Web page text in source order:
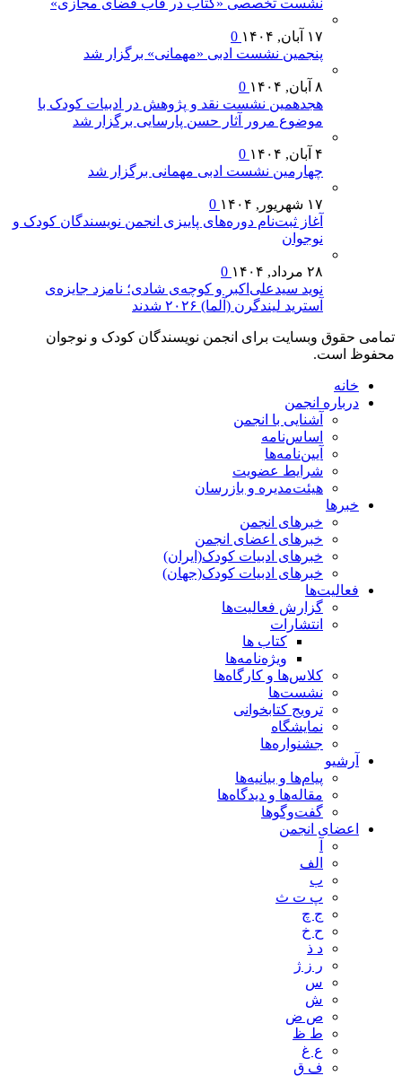
نشست تخصصی «کتاب در قاب فضای مجازی»
۱۷ آبان, ۱۴۰۴
پنجمین نشست ادبی «مهمانی» برگزار شد
۸ آبان, ۱۴۰۴
هجدهمین نشست نقد و پژوهش در ادبیات کودک با
موضوع مرور آثار حسن پارسایی برگزار شد
۴ آبان, ۱۴۰۴
چهارمین نشست ادبی مهمانی برگزار شد
۱۷ شهریور, ۱۴۰۴
آغاز ثبت‌نام دوره‌های پاییزی انجمن نویسندگان کودک و
نوجوان
۲۸ مرداد, ۱۴۰۴
نوید سیدعلی‌اکبر و کوچه‌ی شادی؛ نامزد جایزه‌ی
آسترید لیندگرن (آلما) ۲۰۲۶ شدند
تمامی حقوق وبسایت برای انجمن نویسندگان کودک و نوجوان
محفوظ است.
خانه
درباره انجمن
آشنایی با انجمن
اساس‌نامه
آیین‌نامه‌ها
شرایط عضویت
هیئت‌مدیره و بازرسان
خبرها
خبرهای انجمن
خبرهای اعضای انجمن
خبرهای ادبیات کودک(ایران)
خبرهای ادبیات کودک(جهان)
فعالیت‌ها
گزارش فعالیت‌ها
انتشارات
کتاب ها
ویژه‌نامه‌ها
کلاس‌ها و کارگاه‌ها
نشست‌ها
ترویج کتابخوانی
نمایشگاه
جشنواره‌ها
آرشیو
پیام‌ها و بیانیه‌ها
مقاله‌ها و دیدگاه‌ها
گفت‌وگوها
اعضای انجمن
الف
ب
پ ت ث
ج چ
ح خ
د ذ
ر ز ژ
س
ش
ص ض
ط ظ
ع غ
ف ق